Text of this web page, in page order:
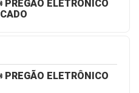
ELETRÔNICO
ELETRÔNICO